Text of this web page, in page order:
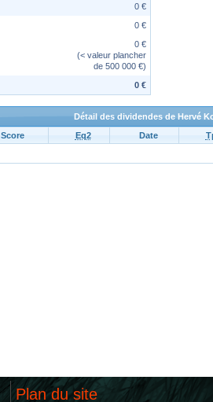
0 €
0 €
0 €
(< valeur plancher
de 500 000 €)
0 €
Détail des dividendes de Hervé
Score Eq2 Date
Plan du site